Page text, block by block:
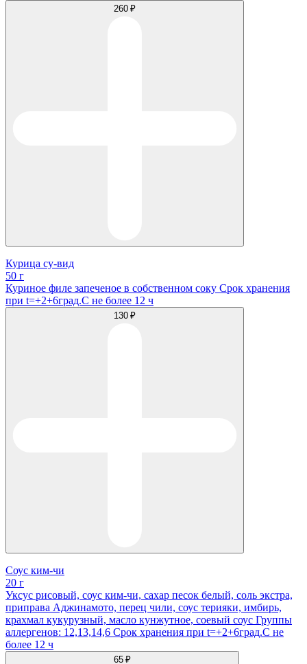
260 ₽
Курица су-вид
50 г
Куриное филе запеченое в собственном соку Срок хранения
при t=+2+6град.С не более 12 ч
130 ₽
Соус ким-чи
20 г
Уксус рисовый, соус ким-чи, сахар песок белый, соль экстра,
приправа Аджинамото, перец чили, соус терияки, имбирь,
крахмал кукурузный, масло кунжутное, соевый соус Группы
аллергенов: 12,13,14,6 Срок хранения при t=+2+6град.С не
более 12 ч
65 ₽